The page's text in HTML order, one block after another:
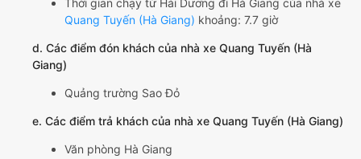
Thời gian chạy từ Hải Dương đi Hà Giang của nhà xe
Quang Tuyến (Hà Giang) khoảng: 7.7 giờ
d. Các điểm đón khách của nhà xe Quang Tuyến (Hà
Giang)
Quảng trường Sao Đỏ
e. Các điểm trả khách của nhà xe Quang Tuyến (Hà Giang)
Văn phòng Hà Giang